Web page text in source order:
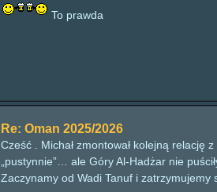
To prawda
Re: Oman 2025/2026
Cześć . Michał zmontował kolejną relację
„pustynnie”… ale Góry Al-Hadżar nie
Zaczynamy od Wadi Tanuf i zatrzymujemy